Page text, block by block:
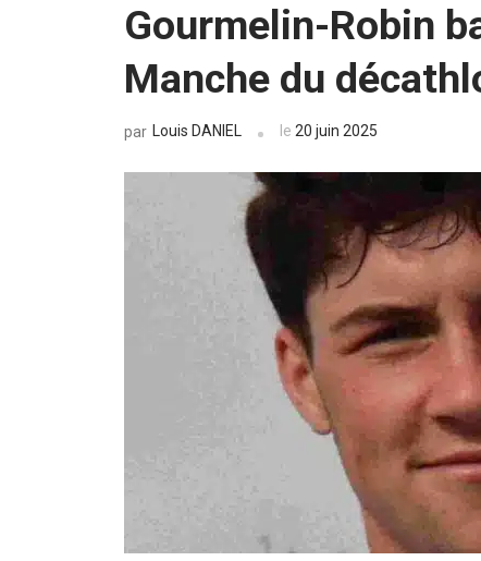
Gourmelin-Robin
Manche du
par Louis DANIEL le 20 juin 2025